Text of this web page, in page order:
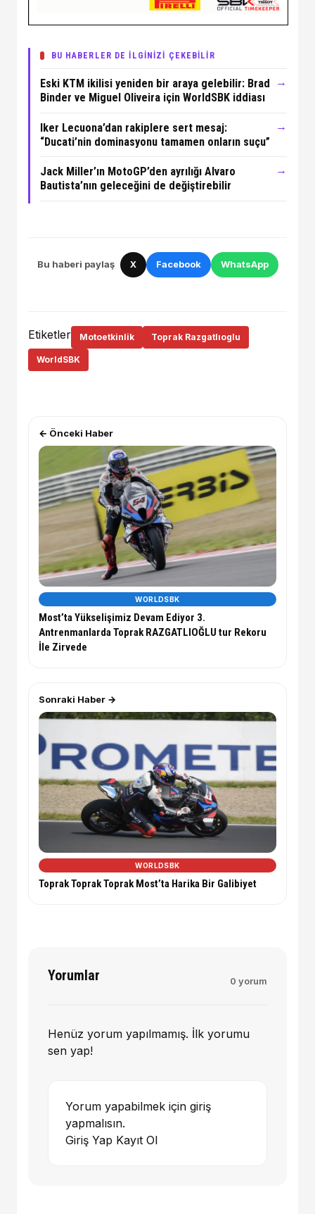
BU HABERLER DE İLGİNİZİ ÇEKEBİLİR
Eski KTM ikilisi yeniden bir araya gelebilir: Brad
Binder ve Miguel Oliveira için WorldSBK iddiası
→
Iker Lecuona’dan rakiplere sert mesaj:
“Ducati’nin dominasyonu tamamen onların suçu”
→
Jack Miller’ın MotoGP’den ayrılığı Alvaro
Bautista’nın geleceğini de değiştirebilir
→
Bu haberi paylaş X Facebook WhatsApp
Etiketler Motoetkinlik Toprak Razgatlıoglu
WorldSBK
← Önceki Haber
WORLDSBK
Most’ta Yükselişimiz Devam Ediyor 3.
Antrenmanlarda Toprak RAZGATLIOĞLU tur Rekoru
İle Zirvede
Sonraki Haber →
WORLDSBK
Toprak Toprak Toprak Most’ta Harika Bir Galibiyet
Yorumlar 0 yorum
Henüz yorum yapılmamış. İlk yorumu
sen yap!
Yorum yapabilmek için giriş
yapmalısın.
Giriş Yap Kayıt Ol